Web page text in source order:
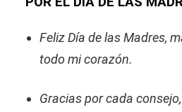
Feliz Día de las Madres,
todo mi corazón.
Gracias por cada